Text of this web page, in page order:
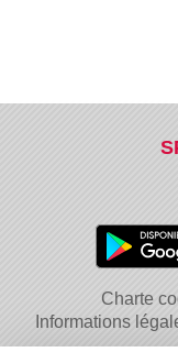
Charte
Informations